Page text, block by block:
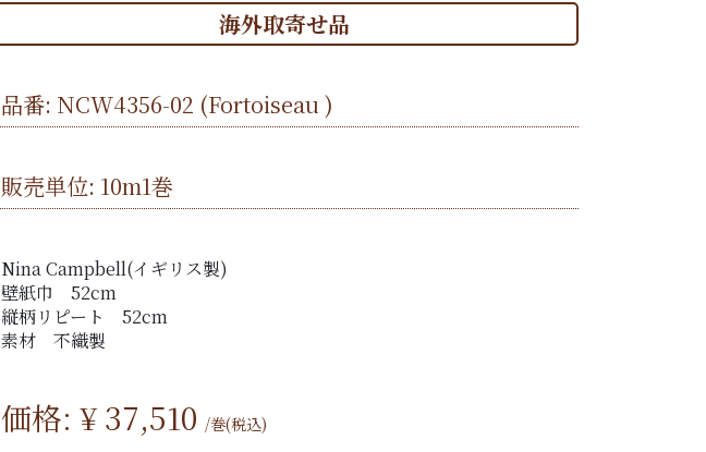
海外取寄せ品
品番: NCW4356-02 (Fortoiseau )
販売単位: 10m1巻
Nina Campbell(イギリス製)
壁紙巾 52cm
縦柄リピート 52cm
素材 不織製
価格: ¥37,510 /巻(税込)